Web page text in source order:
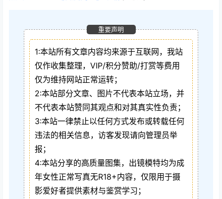
重要声明
1:本站所有文章内容均来源于互联网，我站
仅作收集整理，VIP/积分赞助/打赏等费用
仅为维持网站正常运转；
2:本站部分文章、图片不代表本站立场，并
不代表本站赞同其观点和对其真实性负责；
3:本站一律禁止以任何方式发布或转载任何
违法的相关信息，访客发现请向管理员举
报；
4:本站分享的高质量图集，出镜模特均为成
年女性正常写真无R18+内容，仅限用于摄
影爱好者提供素材与鉴赏学习；